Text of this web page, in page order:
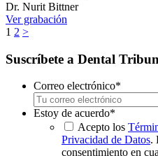
Dr. Nurit Bittner
Ver grabación
1 2 >
Suscríbete a Dental
Correo electrónico*
Estoy de acuerdo*
Acepto los
Privacidad de Datos.
consentimiento en